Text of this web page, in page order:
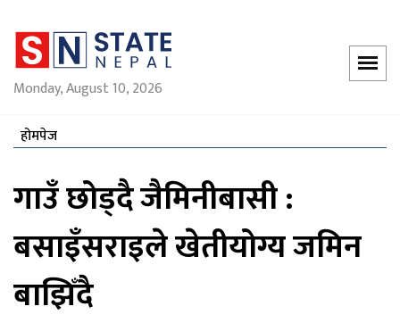
Monday, August 10, 2026
होमपेज
गाउँ छोड्दै जैमिनीबासी :
बसाइँसराइले खेतीयोग्य जमिन
बाझिँदै